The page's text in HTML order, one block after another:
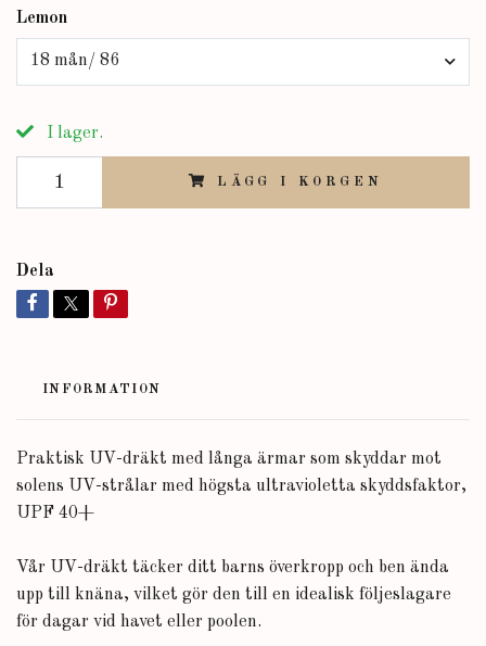
Lemon
18 mån/ 86
I lager.
LÄGG I KORGEN
Dela
INFORMATION
Praktisk UV-dräkt med långa ärmar som skyddar mot
solens UV-strålar med högsta ultravioletta skyddsfaktor,
UPF 40+
Vår UV-dräkt täcker ditt barns överkropp och ben ända
upp till knäna, vilket gör den till en idealisk följeslagare
för dagar vid havet eller poolen.